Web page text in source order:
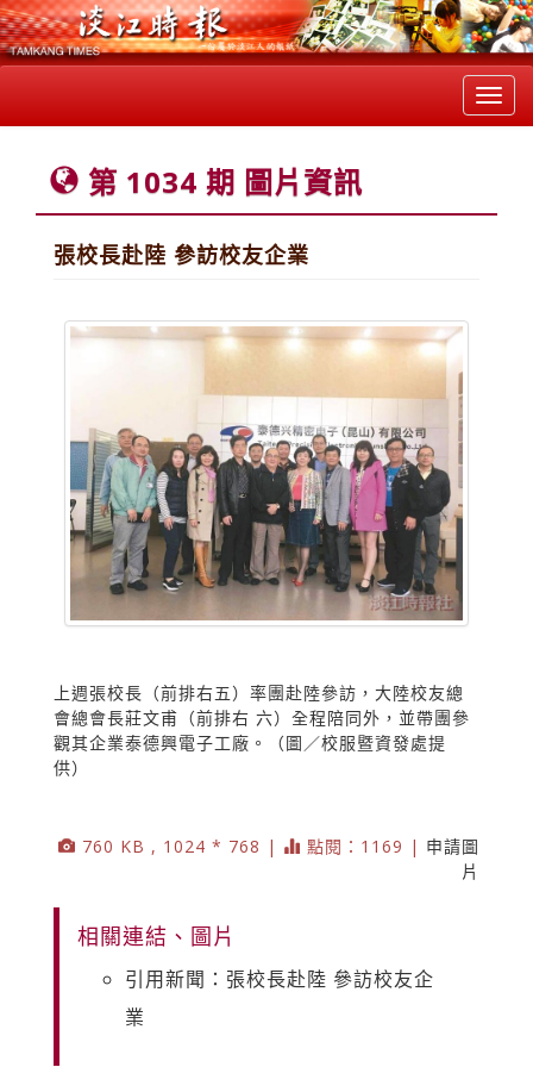
第 1034 期 圖片資訊
張校長赴陸 參訪校友企業
上週張校長（前排右五）率團赴陸參訪，大陸校友總
會總會長莊文甫（前排右 六）全程陪同外，並帶團參
觀其企業泰德興電子工廠。（圖／校服暨資發處提
供）
760 KB , 1024 * 768 | 點閱：1169 | 申請圖
片
相關連結、圖片
引用新聞：張校長赴陸 參訪校友企
業